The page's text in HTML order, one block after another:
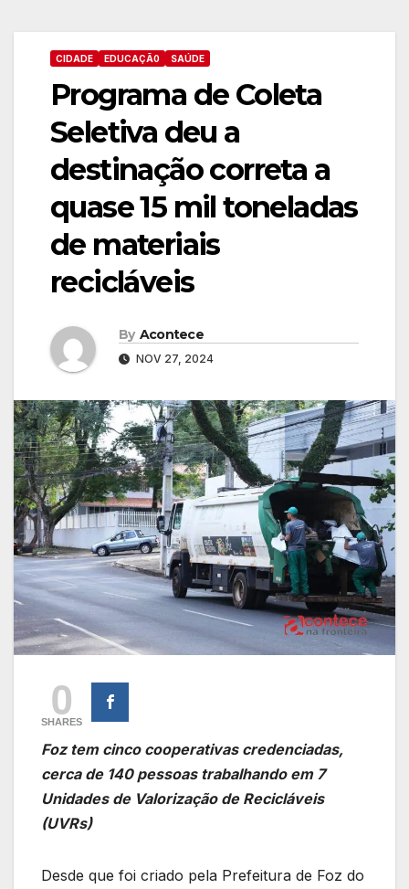
CIDADE EDUCAÇÃ0 SAÚDE
Programa de Coleta
Seletiva deu a
destinação correta a
quase 15 mil toneladas
de materiais
recicláveis
By Acontece
NOV 27, 2024
0
SHARES
Foz tem cinco cooperativas credenciadas,
cerca de 140 pessoas trabalhando em 7
Unidades de Valorização de Recicláveis
(UVRs)
Desde que foi criado pela Prefeitura de Foz do